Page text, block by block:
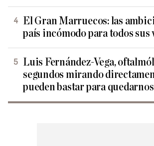
El Gran Marruecos: las
país incómodo para todos sus
Luis Fernández-Vega,
segundos mirando
pueden bastar para